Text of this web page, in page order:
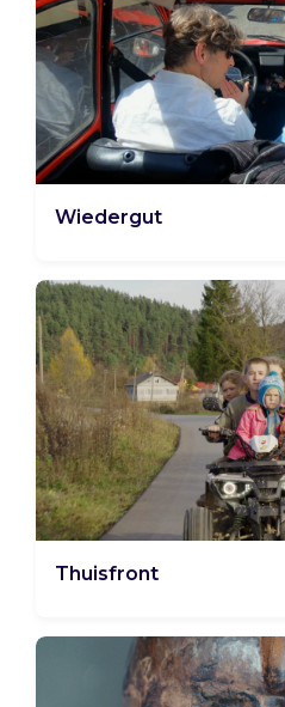
Wiedergut
Thuisfront